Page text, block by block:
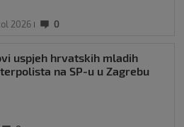
2026 0
uspjeh hrvatskih mladih
na SP-u u Zagrebu